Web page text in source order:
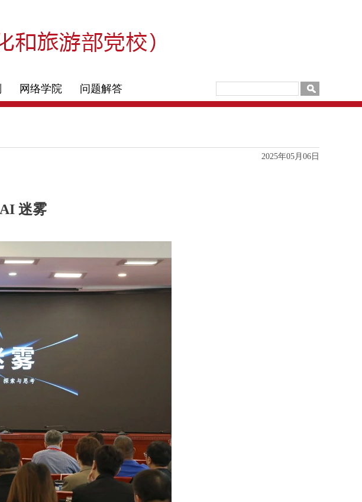
网络学院 问题解答
2025年05月06日
迷雾